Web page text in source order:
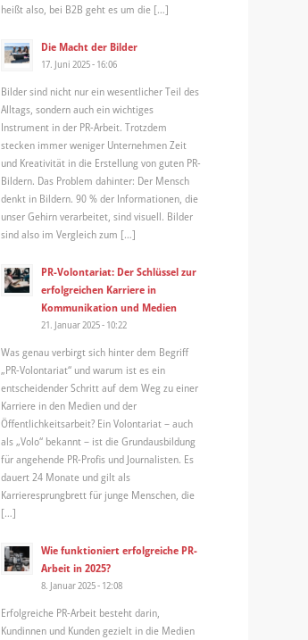
heißt also, bei B2B geht es um die […]
Die Macht der Bilder
17. Juni 2025 - 16:06
Bilder sind nicht nur ein wesentlicher Teil des
Alltags, sondern auch ein wichtiges
Instrument in der PR-Arbeit. Trotzdem
stecken immer weniger Unternehmen Zeit
und Kreativität in die Erstellung von guten PR-
Bildern. Das Problem dahinter: Der Mensch
denkt in Bildern. 90 % der Informationen, die
unser Gehirn verarbeitet, sind visuell. Bilder
sind also im Vergleich zum […]
PR-Volontariat: Der Schlüssel zur
erfolgreichen Karriere in
Kommunikation und Medien
21. Januar 2025 - 10:22
Was genau verbirgt sich hinter dem Begriff
„PR-Volontariat“ und warum ist es ein
entscheidender Schritt auf dem Weg zu einer
Karriere in den Medien und der
Öffentlichkeitsarbeit? Ein Volontariat – auch
als „Volo“ bekannt – ist die Grundausbildung
für angehende PR-Profis und Journalisten. Es
dauert 24 Monate und gilt als
Karrieresprungbrett für junge Menschen, die
[…]
Wie funktioniert erfolgreiche PR-
Arbeit in 2025?
8. Januar 2025 - 12:08
Erfolgreiche PR-Arbeit besteht darin,
Kundinnen und Kunden gezielt in die Medien